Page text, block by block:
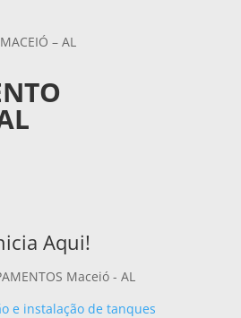
– AL
Aqui!
Maceió - AL
e instalação de tanques